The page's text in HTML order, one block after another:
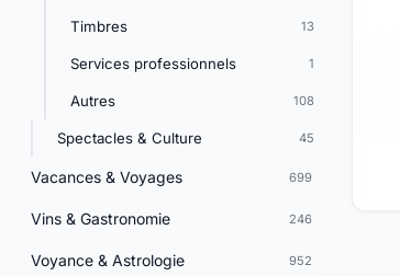
Timbres 13
Services professionnels 1
Autres 108
Spectacles & Culture 45
Vacances & Voyages 699
Vins & Gastronomie 246
Voyance & Astrologie 952